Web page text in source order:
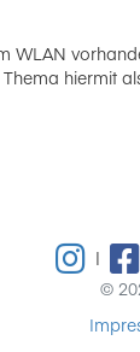
WLAN
hiermit
|
©